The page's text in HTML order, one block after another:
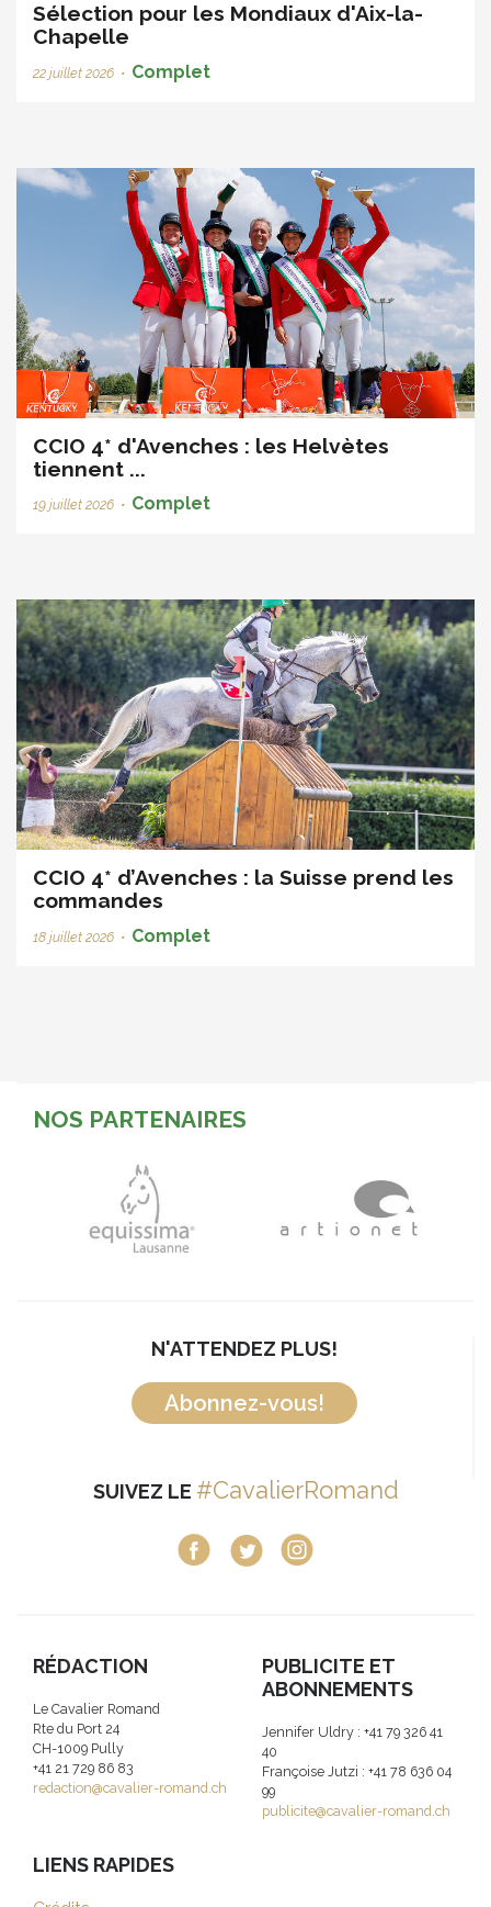
Sélection pour les Mondiaux d'Aix-la-
Chapelle
22 juillet 2026 • Complet
CCIO 4* d'Avenches : les Helvètes
tiennent ...
19 juillet 2026 • Complet
CCIO 4* d’Avenches : la Suisse prend les
commandes
18 juillet 2026 • Complet
NOS PARTENAIRES
N'ATTENDEZ PLUS!
Abonnez-vous!
SUIVEZ LE #CavalierRomand
RÉDACTION
Le Cavalier Romand
Rte du Port 24
CH-1009 Pully
+41 21 729 86 83
redaction@cavalier-romand.ch
PUBLICITE ET
ABONNEMENTS
Jennifer Uldry : +41 79 326 41
40
Françoise Jutzi : +41 78 636 04
99
publicite@cavalier-romand.ch
LIENS RAPIDES